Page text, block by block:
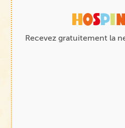
Recevez gratuitement la